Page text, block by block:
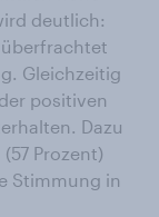
deutlich:
Gleichzeitig
positiven
Dazu
Prozent)
Stimmung in